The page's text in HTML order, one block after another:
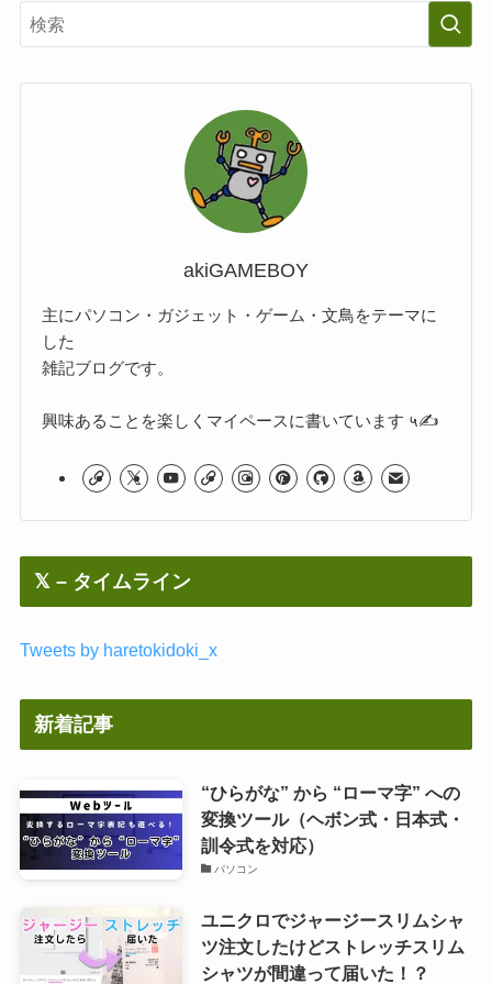
akiGAMEBOY
主にパソコン・ガジェット・ゲーム・文鳥をテーマに
した
雑記ブログです。
興味あることを楽しくマイペースに書いています ५✍
𝕏 – タイムライン
Tweets by haretokidoki_x
新着記事
“ひらがな” から “ローマ字” への
変換ツール（ヘボン式・日本式・
訓令式を対応）
パソコン
ユニクロでジャージースリムシャ
ツ注文したけどストレッチスリム
シャツが間違って届いた！？